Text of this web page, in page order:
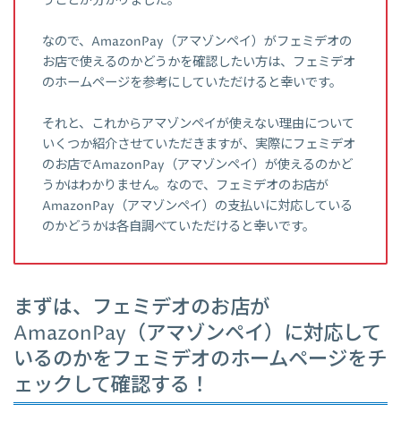
なので、AmazonPay（アマゾンペイ）がフェミデオの
お店で使えるのかどうかを確認したい方は、フェミデオ
のホームページを参考にしていただけると幸いです。
それと、これからアマゾンペイが使えない理由について
いくつか紹介させていただきますが、実際にフェミデオ
のお店でAmazonPay（アマゾンペイ）が使えるのかど
うかはわかりません。なので、フェミデオのお店が
AmazonPay（アマゾンペイ）の支払いに対応している
のかどうかは各自調べていただけると幸いです。
まずは、フェミデオのお店が
AmazonPay（アマゾンペイ）に対応して
いるのかをフェミデオのホームページをチ
ェックして確認する！